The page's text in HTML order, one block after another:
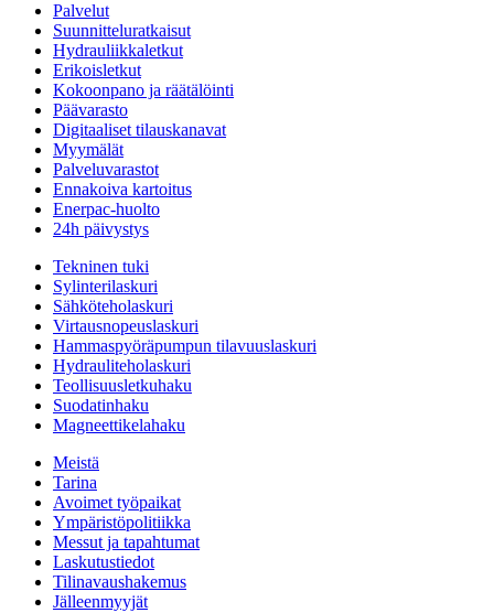
Palvelut
Suunnitteluratkaisut
Hydrauliikkaletkut
Erikoisletkut
Kokoonpano ja räätälöinti
Päävarasto
Digitaaliset tilauskanavat
Myymälät
Palveluvarastot
Ennakoiva kartoitus
Enerpac-huolto
24h päivystys
Tekninen tuki
Sylinterilaskuri
Sähköteholaskuri
Virtausnopeuslaskuri
Hammaspyöräpumpun tilavuuslaskuri
Hydrauliteholaskuri
Teollisuusletkuhaku
Suodatinhaku
Magneettikelahaku
Meistä
Tarina
Avoimet työpaikat
Ympäristöpolitiikka
Messut ja tapahtumat
Laskutustiedot
Tilinavaushakemus
Jälleenmyyjät